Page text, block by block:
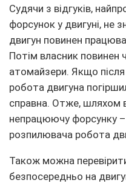
Судячи з відгуків,
форсунок у двигуні, не
двигун повинен
Потім власник повинен
атомайзери. Якщо
робота двигуна
справна. Отже, шляхом
непрацюючу форсунку –
розпилювача робота
Також можна
безпосередньо на